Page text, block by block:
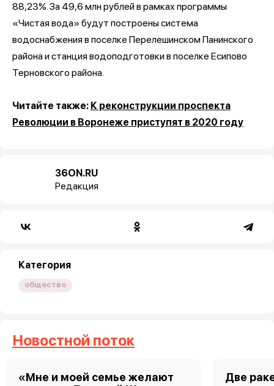
88,23%. За 49,6 млн рублей в рамках программы
«Чистая вода» будут построены система
водоснабжения в поселке Перелешинском Панинского
района и станция водоподготовки в поселке Есипово
Терновского района.
Читайте также: К реконструкции проспекта
Революции в Воронеже приступят в 2020 году
36ON.RU
Редакция
Категория
общество
Новостной поток
«Мне и моей семье желают
Две